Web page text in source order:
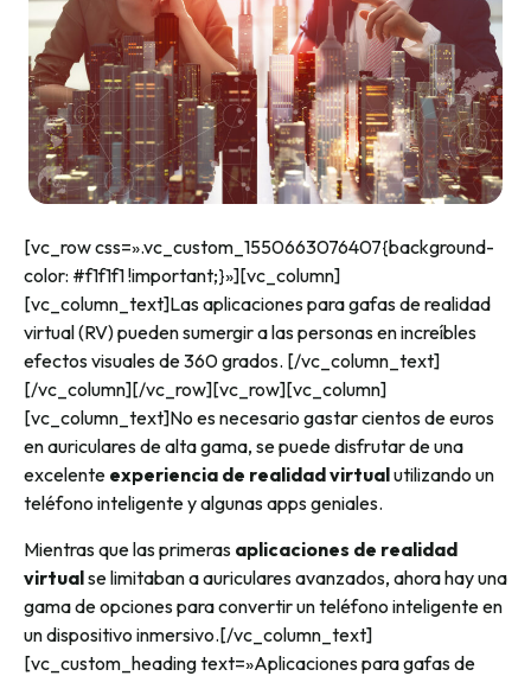
[vc_row css=».vc_custom_1550663076407{background-
color: #f1f1f1 !important;}»][vc_column]
[vc_column_text]Las aplicaciones para gafas de realidad
virtual (RV) pueden sumergir a las personas en increíbles
efectos visuales de 360 ​​grados. [/vc_column_text]
[/vc_column][/vc_row][vc_row][vc_column]
[vc_column_text]No es necesario gastar cientos de euros
en auriculares de alta gama, se puede disfrutar de una
excelente experiencia de realidad virtualutilizando un
teléfono inteligente y algunas apps geniales.
Mientras que las primeras aplicaciones de realidad
virtualse limitaban a auriculares avanzados, ahora hay una
gama de opciones para convertir un teléfono inteligente en
un dispositivo inmersivo.[/vc_column_text]
[vc_custom_heading text=»Aplicaciones para gafas de